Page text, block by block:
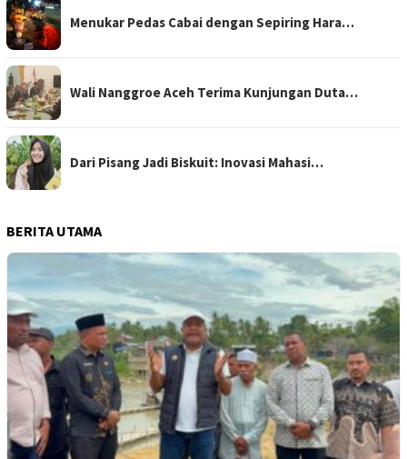
Menukar Pedas Cabai dengan Sepiring Hara…
Wali Nanggroe Aceh Terima Kunjungan Duta…
Dari Pisang Jadi Biskuit: Inovasi Mahasi…
BERITA UTAMA